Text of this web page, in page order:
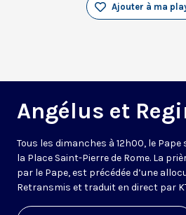
Ajouter à ma
Angélus et
Tous les dimanches à 12h00, le Pape
la Place Saint-Pierre de Rome. La
par le Pape, est précédée d’une
Retransmis et traduit en direct par